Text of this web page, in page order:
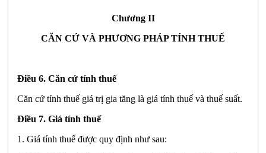
Chương II
CĂN CỨ VÀ PHƯƠNG PHÁP TÍNH THUẾ
Điều 6. Căn cứ tính thuế
Căn cứ tính thuế giá trị gia tăng là giá tính thuế và thuế suất.
Điều 7. Giá tính thuế
1. Giá tính thuế được quy định như sau: